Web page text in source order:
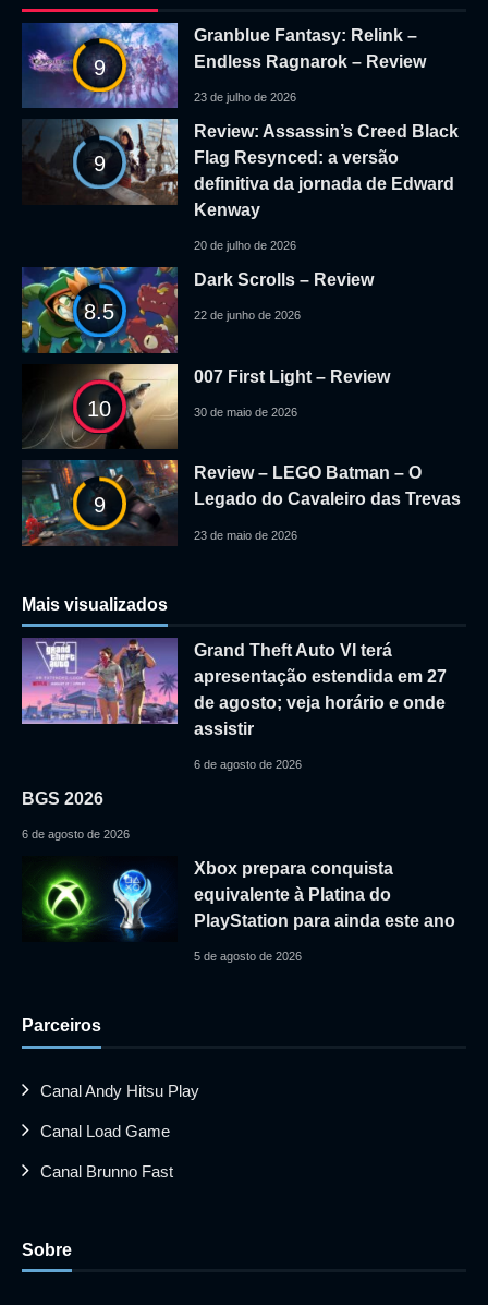
9
Granblue Fantasy: Relink –
Endless Ragnarok – Review
23 de julho de 2026
9
Review: Assassin’s Creed Black
Flag Resynced: a versão
definitiva da jornada de Edward
Kenway
20 de julho de 2026
8.5
Dark Scrolls – Review
22 de junho de 2026
10
007 First Light – Review
30 de maio de 2026
9
Review – LEGO Batman – O
Legado do Cavaleiro das Trevas
23 de maio de 2026
Mais visualizados
Grand Theft Auto VI terá
apresentação estendida em 27
de agosto; veja horário e onde
assistir
6 de agosto de 2026
BGS 2026
6 de agosto de 2026
Xbox prepara conquista
equivalente à Platina do
PlayStation para ainda este ano
5 de agosto de 2026
Parceiros
Canal Andy Hitsu Play
Canal Load Game
Canal Brunno Fast
Sobre